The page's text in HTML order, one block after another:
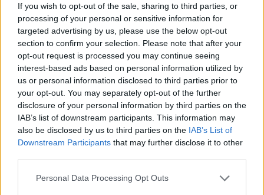
If you wish to opt-out of the sale, sharing to third parties, or
processing of your personal or sensitive information for
targeted advertising by us, please use the below opt-out
section to confirm your selection. Please note that after your
opt-out request is processed you may continue seeing
interest-based ads based on personal information utilized by
us or personal information disclosed to third parties prior to
your opt-out. You may separately opt-out of the further
disclosure of your personal information by third parties on the
IAB’s list of downstream participants. This information may
also be disclosed by us to third parties on the IAB’s List of
Downstream Participants that may further disclose it to other
Personal Data Processing Opt Outs
ΑΥΤΟΚΙΝΗΤΟ • ΕΛΛΑΔΑ
Οι «έξυπνες» κάμερες
και τόσο έξυπνες